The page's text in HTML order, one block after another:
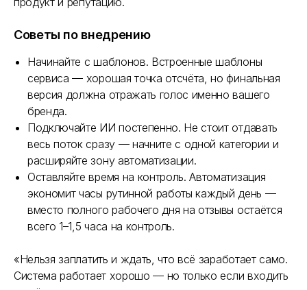
Советы по внедрению
Начинайте с шаблонов. Встроенные шаблоны
сервиса — хорошая точка отсчёта, но финальная
версия должна отражать голос именно вашего
бренда.
Подключайте ИИ постепенно. Не стоит отдавать
весь поток сразу — начните с одной категории и
расширяйте зону автоматизации.
Оставляйте время на контроль. Автоматизация
экономит часы рутинной работы каждый день —
вместо полного рабочего дня на отзывы остаётся
всего 1–1,5 часа на контроль.
«Нельзя заплатить и ждать, что всё заработает само.
Система работает хорошо — но только если входить
Как вас зовут?